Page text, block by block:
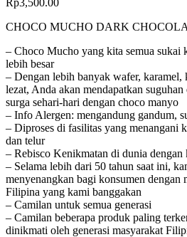
CHOCO MUCHO DARK
– Choco Mucho yang kita semua sukai
lebih besar
– Dengan lebih banyak wafer, karamel,
lezat, Anda akan mendapatkan
surga sehari-hari dengan choco manyo
– Info Alergen: mengandung gandum,
– Diproses di fasilitas yang menangani
dan telur
– Rebisco Kenikmatan di dunia dengan
– Selama lebih dari 50 tahun saat ini,
menyenangkan bagi konsumen dengan
Filipina yang kami banggakan
– Camilan untuk semua generasi
– Camilan beberapa produk paling
dinikmati oleh generasi masyarakat